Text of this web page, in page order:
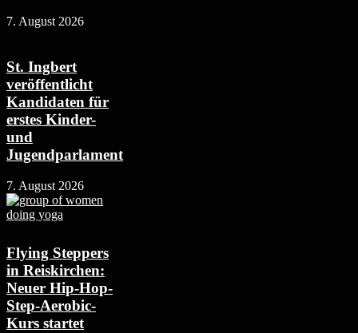
7. August 2026
St. Ingbert
veröffentlicht
Kandidaten für
erstes Kinder-
und
Jugendparlament
7. August 2026
Flying Steppers
in Reiskirchen:
Neuer Hip-Hop-
Step-Aerobic-
Kurs startet